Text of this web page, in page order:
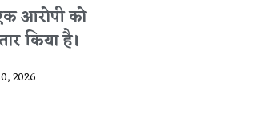
आरोपी को
किया है।
2026